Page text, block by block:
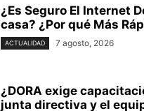
¿Es Seguro El Internet
casa? ⁢¿Por qué Más
ACTUALIDAD 7 agosto, 2026
¿DORA exige
junta directiva y el